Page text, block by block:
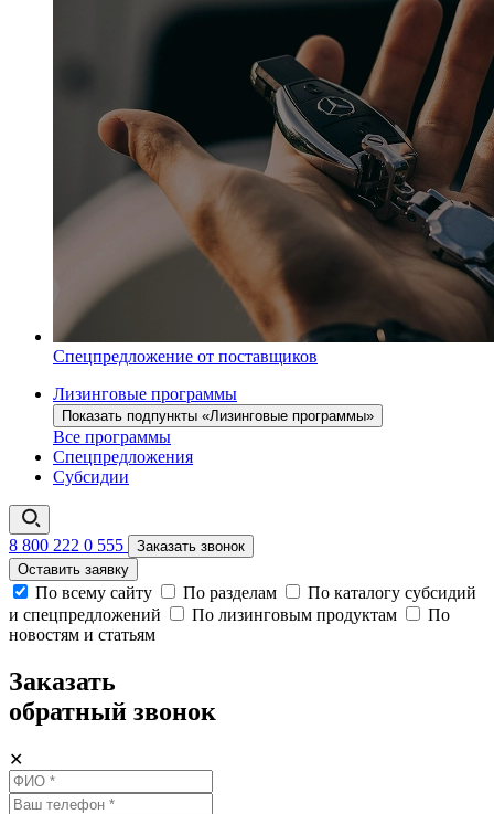
Спецпредложение от поставщиков
Лизинговые программы
Показать подпункты «Лизинговые программы»
Все программы
Спецпредложения
Субсидии
8 800 222 0 555
Заказать звонок
Оставить заявку
По всему сайту По разделам
По каталогу субсидий
и спецпредложений
По лизинговым продуктам
По
новостям и статьям
Заказать
обратный звонок
✕